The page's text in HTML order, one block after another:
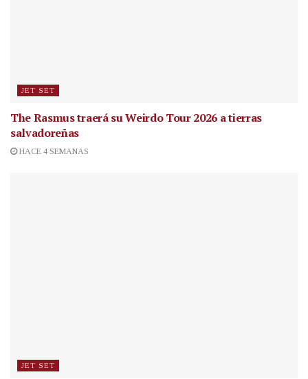
JET SET
The Rasmus traerá su Weirdo Tour 2026 a tierras
salvadoreñas
HACE 4 SEMANAS
JET SET